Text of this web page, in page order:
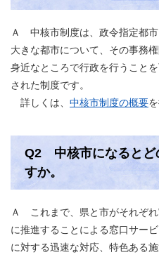
Ａ 中核市制度は、政令指定都
大きな都市について、その事務
身近なところで行政を行うこと
された制度です。
詳しくは、 中核市制度の概要
Q2 中核市になるとど
すか。
Ａ これまで、県と市がそれぞ
に推進することによる窓口サー
に対する迅速な対応、特色ある